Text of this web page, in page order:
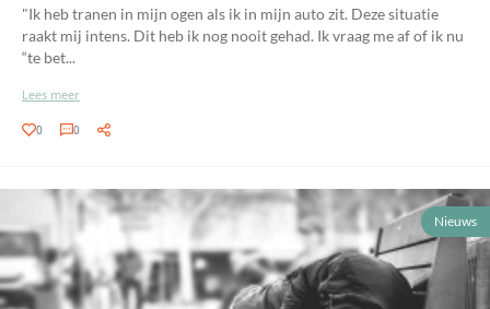
"Ik heb tranen in mijn ogen als ik in mijn auto zit. Deze situatie
raakt mij intens. Dit heb ik nog nooit gehad. Ik vraag me af of ik nu
“te bet...
Lees meer
0 0
Nieuws